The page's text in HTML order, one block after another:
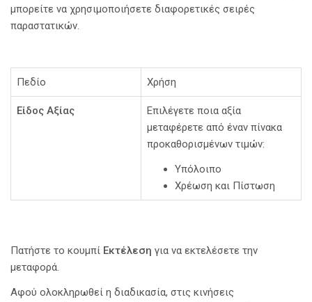
μπορείτε να χρησιμοποιήσετε διαφορετικές σειρές
παραστατικών.
Πεδίο Χρήση
Είδος Αξίας
Επιλέγετε ποια αξία
μεταφέρετε από έναν πίνακα
προκαθορισμένων τιμών:
Υπόλοιπο
Χρέωση και Πίστωση
Πατήστε το κουμπί Εκτέλεση για να εκτελέσετε την
μεταφορά.
Αφού ολοκληρωθεί η διαδικασία, στις κινήσεις